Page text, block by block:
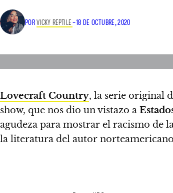
PORVICKY REPTILE–18 DE OCTUBRE, 2020
Lovecraft Country, la serie original
show, que nos dio un vistazo a
agudeza para mostrar el racismo de
la literatura del autor norteamericano